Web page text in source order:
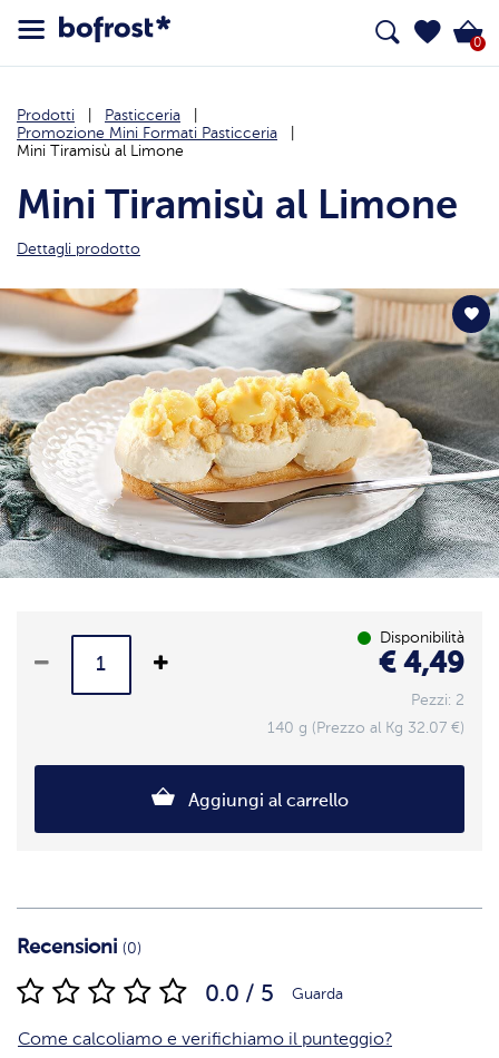
0
Prodotti
Pasticceria
Promozione Mini Formati Pasticceria
Mini Tiramisù al Limone
Mini Tiramisù al Limone
Dettagli prodotto
Disponibilità
€ 4,49
Pezzi: 2
140 g (Prezzo al Kg 32.07 €)
Aggiungi al carrello
Recensioni (0)
0.0 / 5 Guarda
Come calcoliamo e verifichiamo il punteggio?